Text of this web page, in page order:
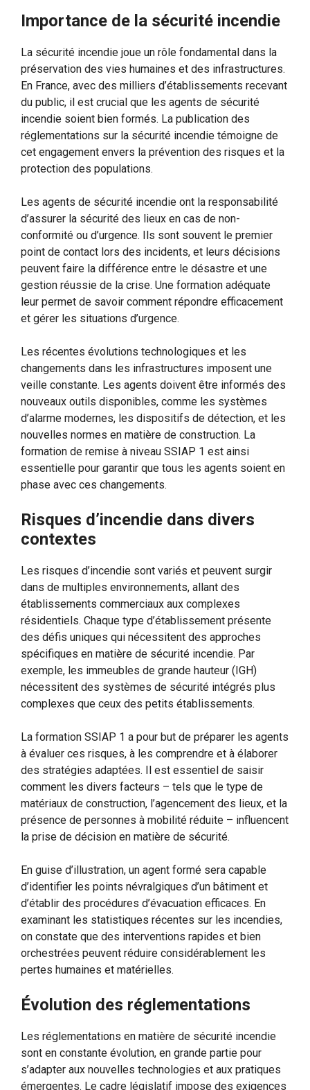
Importance de la sécurité incendie
La sécurité incendie joue un rôle fondamental dans la
préservation des vies humaines et des infrastructures.
En France, avec des milliers d’établissements recevant
du public, il est crucial que les agents de sécurité
incendie soient bien formés. La publication des
réglementations sur la sécurité incendie témoigne de
cet engagement envers la prévention des risques et la
protection des populations.
Les agents de sécurité incendie ont la responsabilité
d’assurer la sécurité des lieux en cas de non-
conformité ou d’urgence. Ils sont souvent le premier
point de contact lors des incidents, et leurs décisions
peuvent faire la différence entre le désastre et une
gestion réussie de la crise. Une formation adéquate
leur permet de savoir comment répondre efficacement
et gérer les situations d’urgence.
Les récentes évolutions technologiques et les
changements dans les infrastructures imposent une
veille constante. Les agents doivent être informés des
nouveaux outils disponibles, comme les systèmes
d’alarme modernes, les dispositifs de détection, et les
nouvelles normes en matière de construction. La
formation de remise à niveau SSIAP 1 est ainsi
essentielle pour garantir que tous les agents soient en
phase avec ces changements.
Risques d’incendie dans divers
contextes
Les risques d’incendie sont variés et peuvent surgir
dans de multiples environnements, allant des
établissements commerciaux aux complexes
résidentiels. Chaque type d’établissement présente
des défis uniques qui nécessitent des approches
spécifiques en matière de sécurité incendie. Par
exemple, les immeubles de grande hauteur (IGH)
nécessitent des systèmes de sécurité intégrés plus
complexes que ceux des petits établissements.
La formation SSIAP 1 a pour but de préparer les agents
à évaluer ces risques, à les comprendre et à élaborer
des stratégies adaptées. Il est essentiel de saisir
comment les divers facteurs – tels que le type de
matériaux de construction, l’agencement des lieux, et la
présence de personnes à mobilité réduite – influencent
la prise de décision en matière de sécurité.
En guise d’illustration, un agent formé sera capable
d’identifier les points névralgiques d’un bâtiment et
d’établir des procédures d’évacuation efficaces. En
examinant les statistiques récentes sur les incendies,
on constate que des interventions rapides et bien
orchestrées peuvent réduire considérablement les
pertes humaines et matérielles.
Évolution des réglementations
Les réglementations en matière de sécurité incendie
sont en constante évolution, en grande partie pour
s’adapter aux nouvelles technologies et aux pratiques
émergentes. Le cadre législatif impose des exigences